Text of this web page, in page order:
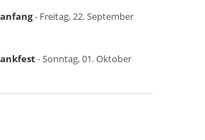
- Freitag, 22. September
- Sonntag, 01. Oktober